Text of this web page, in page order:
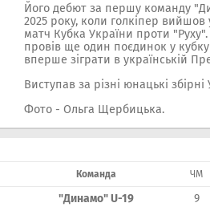
Його дебют за першу команду
2025 року, коли голкіпер вийшов
матч Кубка України проти
провів ще один поєдинок у
вперше зіграти в українській
Виступав за різні юнацькі збірні
Фото - Ольга Щербицька.
Команда ЧМ
"Динамо" U-19
9